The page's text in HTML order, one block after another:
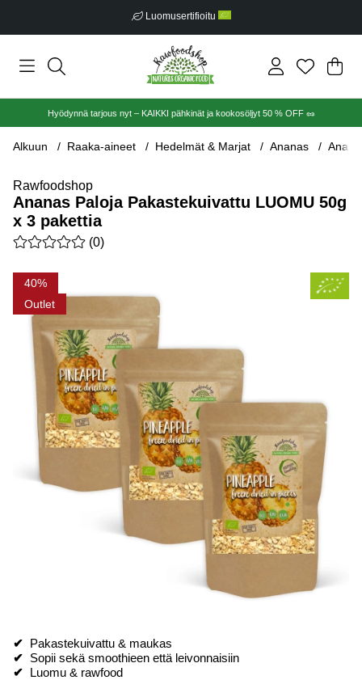
Luomusertifioitu
.
Hyödynnä tarjous nyt – KAIKKI pähkinät ja kookosöljyt 50 % OFF 🥜
Alkuun Raaka-aineet Hedelmät & Marjat Ananas
Rawfoodshop
Ananas Paloja Pakastekuivattu LUOMU 50g
x 3 pakettia
Keskiarvoluokitus 0 / 5 Arvioiden määrä 0
(0)
40
Outlet
Tuotekuvat Ananas Paloja Pakastekuivattu LUOMU 50g x 3
✔
Pakastekuivattu & maukas
✔ Sopii sekä smoothieen että leivonnaisiin
✔
Luomu & rawfood